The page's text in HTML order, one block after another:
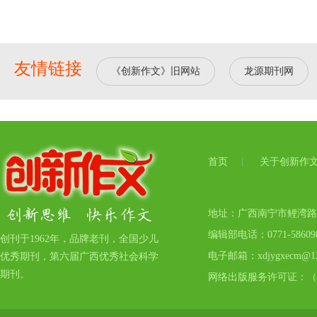
友情链接 《创新作文》旧网站 龙源期刊网
创刊于1962年，品牌老刊，全国少儿
优秀期刊，第六届广西优秀社会科学
期刊。
首页 关于创新作
地址：广西南宁市鲤湾
编辑部电话：0771-
电子邮箱：
网络出版服务许可证：